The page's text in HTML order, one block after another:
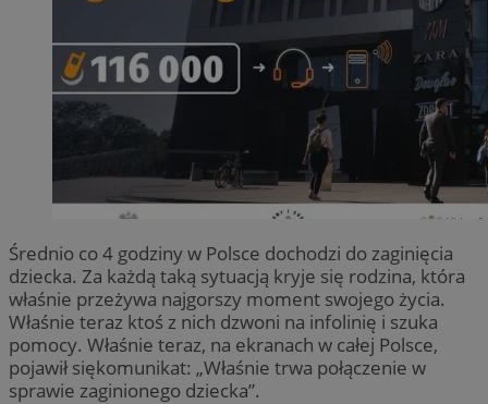
Średnio co 4 godziny w Polsce dochodzi do zaginięcia
dziecka. Za każdą taką sytuacją kryje się rodzina, która
właśnie przeżywa najgorszy moment swojego życia.
Właśnie teraz ktoś z nich dzwoni na infolinię i szuka
pomocy. Właśnie teraz, na ekranach w całej Polsce,
pojawił siękomunikat: „Właśnie trwa połączenie w
sprawie zaginionego dziecka”.